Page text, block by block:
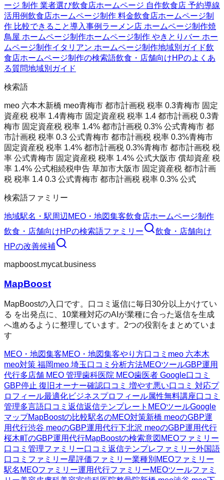
ージ 制作 業者選び飲食店ホームページ 自作飲食店 予約導線
活用例飲食店ホームページ制作 料金飲食店ホームページ制
作 比較できること導入事例 ラーメン店 ホームページ制作焼
鳥屋 ホームページ制作ホームページ制作 やきとり バー ホー
ムページ制作イタリアン ホームページ制作地域別ガイド飲
食店ホームページ制作の検索語飲食・店舗向けHPのよくあ
る質問地域別ガイド
検索語
meo 六本木新橋 meo青梅市 都市計画税 税率 0.3青梅市 固定
資産税 税率 1.4青梅市 固定資産税 税率 1.4 都市計画税 0.3青
梅市 固定資産税 税率 1.4% 都市計画税 0.3% 公式青梅市 都
市計画税 税率 0.3 公式青梅市 都市計画税 税率 0.3%青梅市
固定資産税 税率 1.4% 都市計画税 0.3%青梅市 都市計画税 税
率 公式青梅市 固定資産税 税率 1.4% 公式大阪市 償却資産 税
率 1.4% 公式相続税申告 草加市大阪市 固定資産税 都市計画
税 税率 1.4 0.3 公式青梅市 都市計画税 税率 0.3% 公式
検索語ファミリー
地域駅名・駅周辺 MEO・地図集客飲食店ホームページ制作
飲食・店舗向けHPの検索語ファミリー
飲食・店舗向け
HPの改善候補
mapboost.mycat.business
MapBoost
MapBoostの入口です。口コミ返信に毎日30分以上かけてい
る を出発点に、10業種対応のAIが業種に合った返信を生成
へ進めるように整理しています。2つの役割をまとめていま
す
MEO・地図集客MEO・地図集客やり方口コミ meo 六本木
meo対策 福岡meo 埼玉口コミ分析方法MEOツールGBP運用
代行多店舗 MEO 管理歯科医院 MEO歯医者 Google口コミ
GBP停止 復旧 オーナー確認口コミ 増やす悪い口コミ 対応プ
ロフィール最適化ビジネスプロフィール属性無料講座口コミ
管理多言語口コミ返信返信テンプレート MEOツールGoogle
マップMapBoostの比較駅名のMEO対策新橋 meoのGBP運
用代行渋谷 meoのGBP運用代行下北沢 meoのGBP運用代行
桜木町のGBP運用代行MapBoostの検索意図 MEOファミリー
口コミ管理ファミリー口コミ返信テンプレファミリー外国語
口コミファミリー星評価ファミリー業種別MEOファミリー
駅名MEOファミリー運用代行ファミリーMEOツールファミ